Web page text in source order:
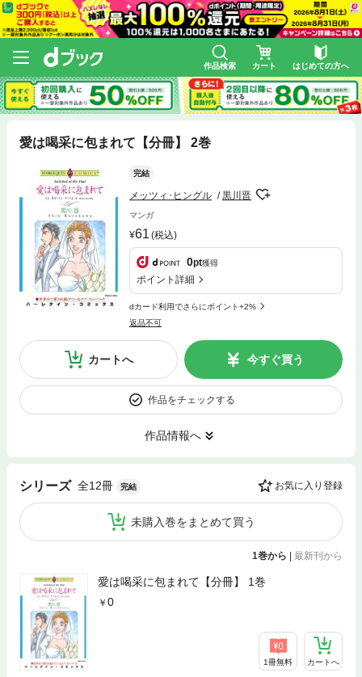
作品検索 カート はじめての方へ
愛は喝采に包まれて【分冊】 2巻
完結
メッツィ･ヒングル 黒川晋
マンガ
61 (税込)
0pt獲得
ポイント詳細
dカード利用でさらにポイント+2%
返品不可
カートへ 今すぐ買う
作品をチェックする
作品情報へ
シリーズ 全12冊 完結 お気に入り登録
未購入巻をまとめて買う
1巻から 最新刊から
愛は喝采に包まれて【分冊】 1巻
0
1冊無料 カートへ